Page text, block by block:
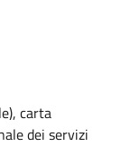
carta
dei servizi